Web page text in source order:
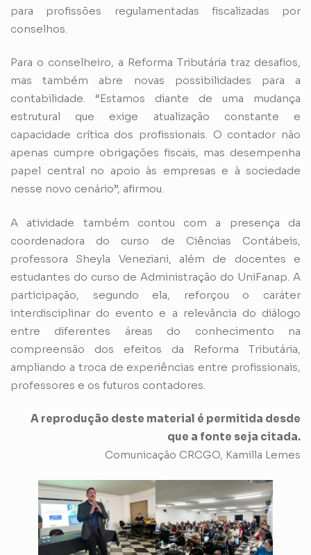
para profissões regulamentadas fiscalizadas por
conselhos.
Para o conselheiro, a Reforma Tributária traz desafios,
mas também abre novas possibilidades para a
contabilidade. “Estamos diante de uma mudança
estrutural que exige atualização constante e
capacidade crítica dos profissionais. O contador não
apenas cumpre obrigações fiscais, mas desempenha
papel central no apoio às empresas e à sociedade
nesse novo cenário”, afirmou.
A atividade também contou com a presença da
coordenadora do curso de Ciências Contábeis,
professora Sheyla Veneziani, além de docentes e
estudantes do curso de Administração do UniFanap. A
participação, segundo ela, reforçou o caráter
interdisciplinar do evento e a relevância do diálogo
entre diferentes áreas do conhecimento na
compreensão dos efeitos da Reforma Tributária,
ampliando a troca de experiências entre profissionais,
professores e os futuros contadores.
A reprodução deste material é permitida desde
que a fonte seja citada.
Comunicação CRCGO, Kamilla Lemes